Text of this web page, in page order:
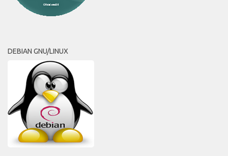
DEBIAN GNU/LINUX